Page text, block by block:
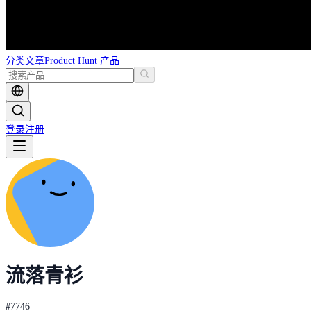
分类文章Product Hunt 产品
登录注册
流落青衫
#7746